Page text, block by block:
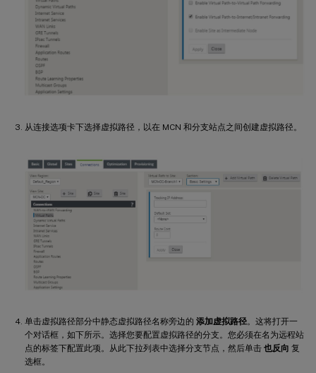
从连接选项卡下选择虚拟路径，以在 MCN 和分支站点之间创建虚拟路径。
单击虚拟路径部分中静态虚拟路径名称旁边的 添加虚拟路径。这将打开一
个对话框，如下所示。选择您要配置虚拟路径的分支。您必须在名为远程站
点的标签下配置此项。从此下拉列表中选择分支节点，然后单击 也反向 复
选框。